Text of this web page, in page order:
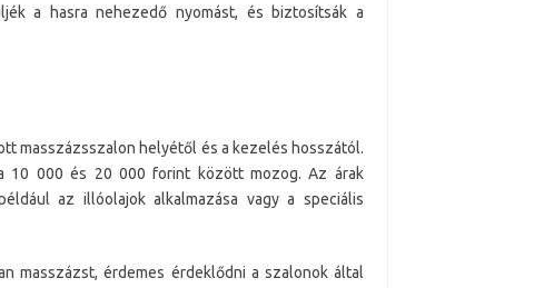
a hasra nehezedő nyomást, és biztosítsák a
masszázsszalon helyétől és a kezelés hosszától.
10 000 és 20 000 forint között mozog. Az árak
az illóolajok alkalmazása vagy a speciális
masszázst, érdemes érdeklődni a szalonok által